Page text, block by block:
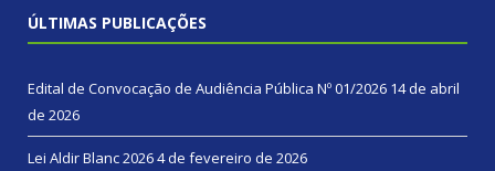
ÚLTIMAS PUBLICAÇÕES
Edital de Convocação de Audiência Pública Nº 01/2026 14 de abril
de 2026
Lei Aldir Blanc 20264 de fevereiro de 2026